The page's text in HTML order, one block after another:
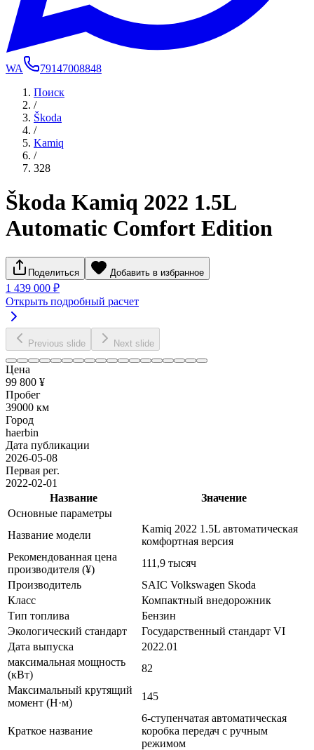
WA
79147008848
Поиск
/
Škoda
/
Kamiq
/
328
Škoda Kamiq 2022 1.5L
Automatic Comfort Edition
Поделиться Добавить в избранное
1 439 000 ₽
Открыть подробный расчет
Previous slide Next slide
Цена
99 800 ¥
Пробег
39000 км
Город
haerbin
Дата публикации
2026-05-08
Первая рег.
2022-02-01
Название
Значение
Основные параметры
Название модели
Kamiq 2022 1.5L автоматическая
комфортная версия
Рекомендованная цена
производителя (¥)
111,9 тысяч
Производитель
SAIC Volkswagen Skoda
Класс
Компактный внедорожник
Тип топлива
Бензин
Экологический стандарт
Государственный стандарт VI
Дата выпуска
2022.01
максимальная мощность
(кВт)
82
Максимальный крутящий
момент (Н·м)
145
Краткое название
6-ступенчатая автоматическая
коробка передач с ручным
режимом